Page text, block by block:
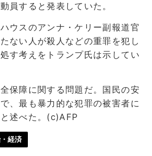
員すると発表していた。
ウスのアンナ・ケリー副報道官
ない人が殺人などの重罪を犯し
す考えをトランプ氏は示してい
全保障に関する問題だ。国民の安
、最も暴力的な犯罪の被害者に
述べた。(c)AFP
経済